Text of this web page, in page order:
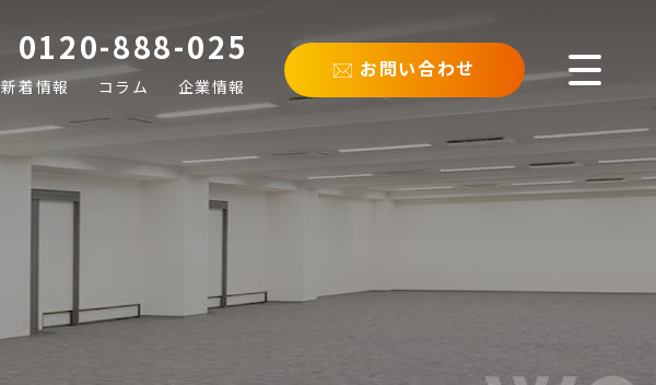
0120-888-025
新着情報 コラム 企業情報
お問い合わせ